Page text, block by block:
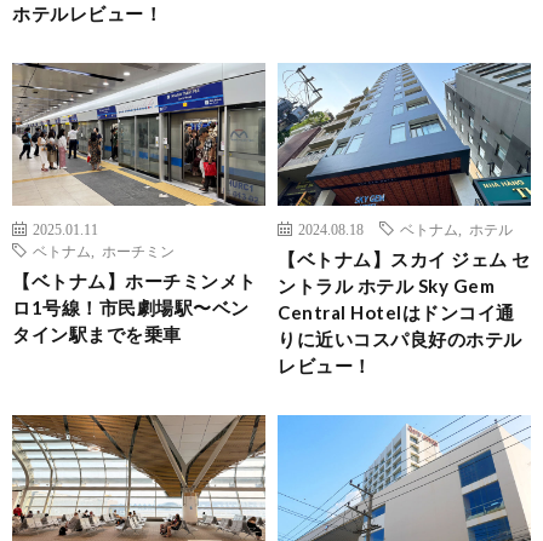
ホテルレビュー！
2025.01.11
ベトナム
ホーチミン
【ベトナム】ホーチミンメト
ロ1号線！市民劇場駅〜ベン
タイン駅までを乗車
2024.08.18 ベトナム ホテル
【ベトナム】スカイ ジェム セ
ントラル ホテル Sky Gem
Central Hotelはドンコイ通
りに近いコスパ良好のホテル
レビュー！